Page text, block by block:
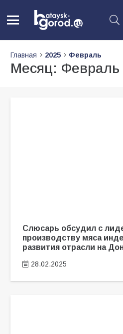
Главная 2025 Февраль
Месяц: Февраль
Слюсарь обсудил с
производству мяса
развития отрасли на
28.02.2025